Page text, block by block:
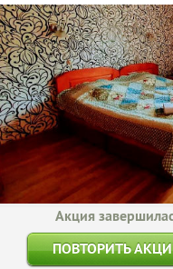
Акция
ПОВТОРИТЬ